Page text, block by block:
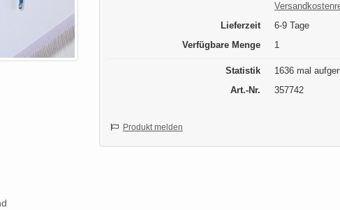
Lieferzeit
6-9 Tage
Verfügbare Menge
1
Statistik
1636 mal
Art.-Nr.
357742
Produkt melden